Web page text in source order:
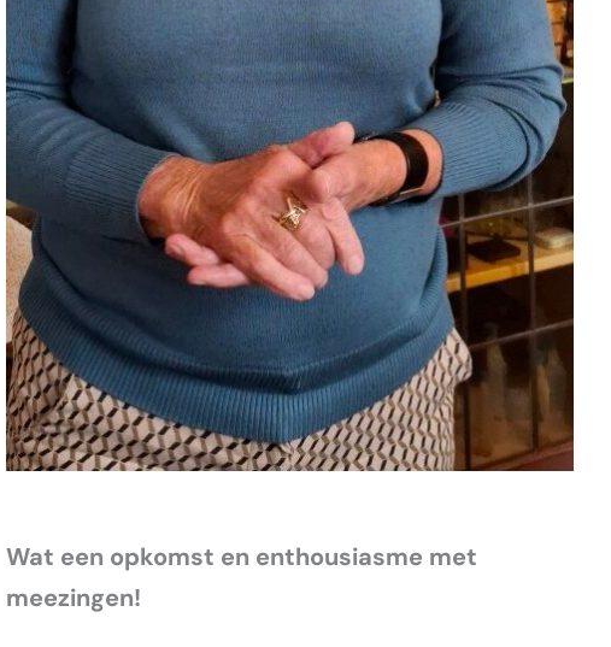
Wat een opkomst en enthousiasme met
meezingen!